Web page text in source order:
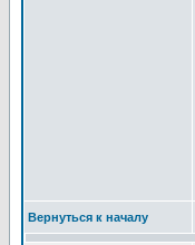
Вернуться к началу